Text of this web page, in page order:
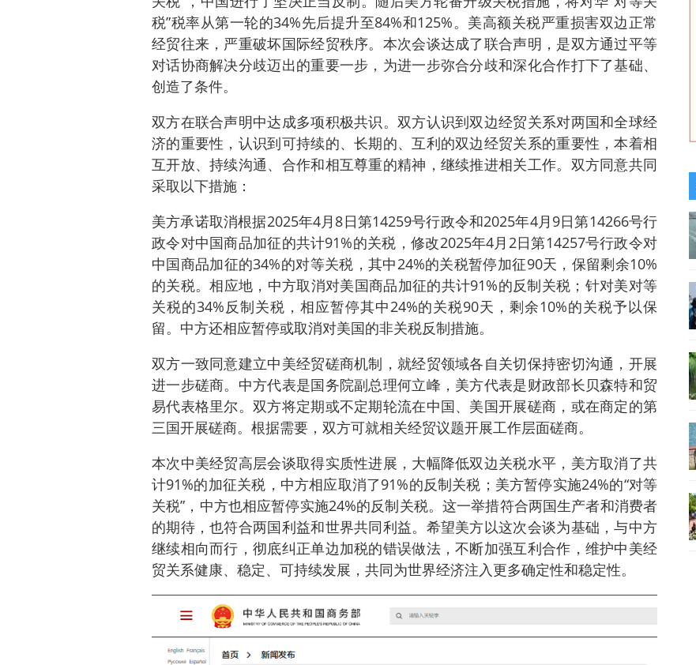
税”税率从第一轮的34%先后提升至84%和125%。美高额关税严重损害双边正常
经贸往来，严重破坏国际经贸秩序。本次会谈达成了联合声明，是双方通过平等
对话协商解决分歧迈出的重要一步，为进一步弥合分歧和深化合作打下了基础、
创造了条件。
双方在联合声明中达成多项积极共识。双方认识到双边经贸关系对两国和全球经
济的重要性，认识到可持续的、长期的、互利的双边经贸关系的重要性，本着相
互开放、持续沟通、合作和相互尊重的精神，继续推进相关工作。双方同意共同
采取以下措施：
美方承诺取消根据2025年4月8日第14259号行政令和2025年4月9日第14266号行
政令对中国商品加征的共计91%的关税，修改2025年4月2日第14257号行政令对
中国商品加征的34%的对等关税，其中24%的关税暂停加征90天，保留剩余10%
的关税。相应地，中方取消对美国商品加征的共计91%的反制关税；针对美对等
关税的34%反制关税，相应暂停其中24%的关税90天，剩余10%的关税予以保
留。中方还相应暂停或取消对美国的非关税反制措施。
双方一致同意建立中美经贸磋商机制，就经贸领域各自关切保持密切沟通，开展
进一步磋商。中方代表是国务院副总理何立峰，美方代表是财政部长贝森特和贸
易代表格里尔。双方将定期或不定期轮流在中国、美国开展磋商，或在商定的第
三国开展磋商。根据需要，双方可就相关经贸议题开展工作层面磋商。
本次中美经贸高层会谈取得实质性进展，大幅降低双边关税水平，美方取消了共
计91%的加征关税，中方相应取消了91%的反制关税；美方暂停实施24%的“对等
关税”，中方也相应暂停实施24%的反制关税。这一举措符合两国生产者和消费者
的期待，也符合两国利益和世界共同利益。希望美方以这次会谈为基础，与中方
继续相向而行，彻底纠正单边加税的错误做法，不断加强互利合作，维护中美经
贸关系健康、稳定、可持续发展，共同为世界经济注入更多确定性和稳定性。